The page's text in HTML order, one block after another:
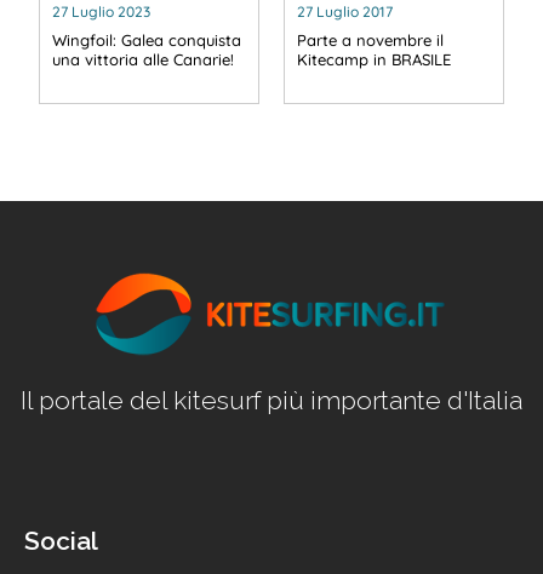
27 Luglio 2023
Wingfoil: Galea conquista
una vittoria alle Canarie!
27 Luglio 2017
Parte a novembre il
Kitecamp in BRASILE
Il portale del kitesurf più importante d'Italia
Social